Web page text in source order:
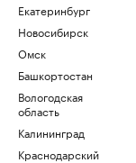
Екатеринбург
Новосибирск
Омск
Башкортостан
Вологодская
область
Калининград
Краснодарский